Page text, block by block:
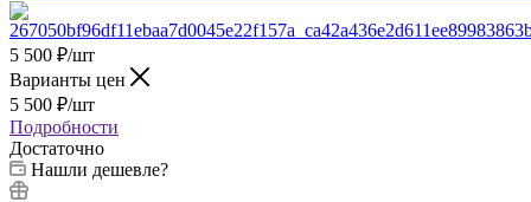
5 500 ₽/шт
Варианты цен
5 500 ₽/шт
Подробности
Достаточно
Нашли дешевле?